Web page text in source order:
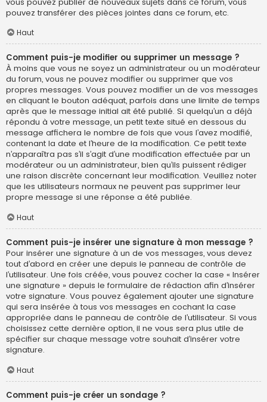
pouvez transférer des pièces jointes dans ce forum, etc.
Haut
Comment puis-je modifier ou supprimer un message ?
À moins que vous ne soyez un administrateur ou un modérateur
du forum, vous ne pouvez modifier ou supprimer que vos
propres messages. Vous pouvez modifier un de vos messages
en cliquant le bouton adéquat, parfois dans une limite de temps
après que le message initial ait été publié. Si quelqu’un a déjà
répondu à votre message, un petit texte situé en dessous du
message affichera le nombre de fois que vous l’avez modifié,
contenant la date et l’heure de la modification. Ce petit texte
n’apparaîtra pas s’il s’agit d’une modification effectuée par un
modérateur ou un administrateur, bien qu’ils puissent rédiger
une raison discrète concernant leur modification. Veuillez noter
que les utilisateurs normaux ne peuvent pas supprimer leur
propre message si une réponse a été publiée.
Haut
Comment puis-je insérer une signature à mon message ?
Pour insérer une signature à un de vos messages, vous devez
tout d’abord en créer une depuis le panneau de contrôle de
l’utilisateur. Une fois créée, vous pouvez cocher la case « Insérer
une signature » depuis le formulaire de rédaction afin d’insérer
votre signature. Vous pouvez également ajouter une signature
qui sera insérée à tous vos messages en cochant la case
appropriée dans le panneau de contrôle de l’utilisateur. Si vous
choisissez cette dernière option, il ne vous sera plus utile de
spécifier sur chaque message votre souhait d’insérer votre
signature.
Haut
Comment puis-je créer un sondage ?